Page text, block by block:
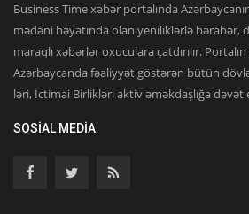
Business Time xəbər portalında
mədəni həyatında olan yeniliklərlə bərabər,
maraqlı xəbərlər oxuculara çatdırılır.
Azərbaycanda fəaliyyət göstərən bütün
ləri, İctimai Birlikləri aktiv əməkdaşlığa dəvət
SOSIAL MEDIA